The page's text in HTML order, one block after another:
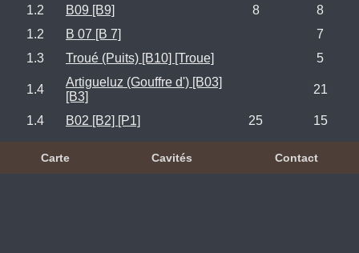
1.2
B09 [B9] 8
8
1.2
B 07 [B 7]
7
1.3
Troué (Puits) [B10] [Troue] 5
1.4
Artigueluz (Gouffre d') [B03]
[B3]
21
1.4 B02 [B2] [P1] 25 15
Carte Cavités Contact